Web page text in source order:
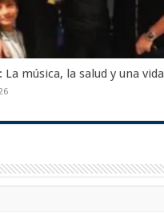
La música, la salud y una